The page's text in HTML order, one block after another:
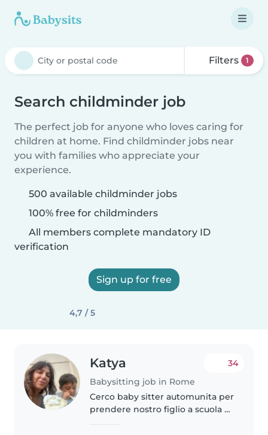
Filters 1
Search childminder job
The perfect job for anyone who loves caring for
children at home. Find childminder jobs near
you with families who appreciate your
experience.
500 available childminder jobs
100% free for childminders
All members complete mandatory ID
verification
Sign up for free
4,7 / 5
Katya
Babysitting job in Rome
34
Cerco baby sitter automunita per
prendere nostro figlio a scuola e